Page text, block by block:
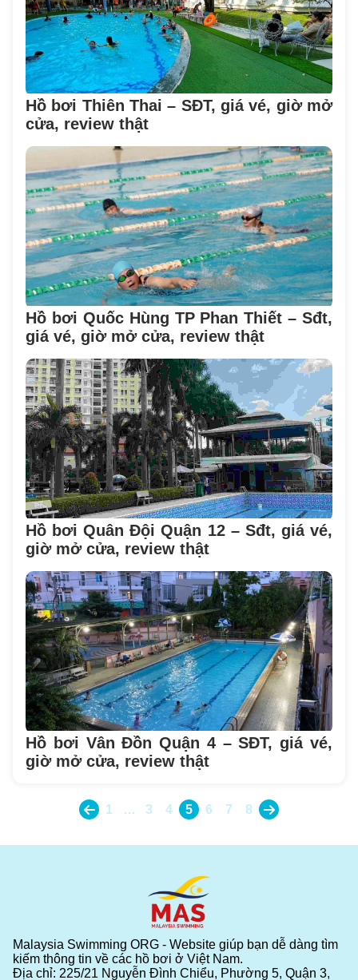
Hồ bơi Thiên Thai – SĐT, giá vé, giờ mở
cửa, review thật
Hồ bơi Quốc Hùng TP Phan Thiết – Sđt,
giá vé, giờ mở cửa, review thật
Hồ bơi Quân Đội Quận 12 – Sđt, giá vé,
giờ mở cửa, review thật
Hồ bơi Vân Đồn Quận 4 – SĐT, giá vé,
giờ mở cửa, review thật
1 … 3 4 5 6 7 8
Malaysia Swimming ORG - Website giúp bạn dễ dàng tìm
kiếm thông tin về các hồ bơi ở Việt Nam.
Địa chỉ: 225/21 Nguyễn Đình Chiểu, Phường 5, Quận 3,